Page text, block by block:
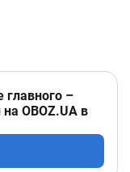
главного –
OBOZ.UA в